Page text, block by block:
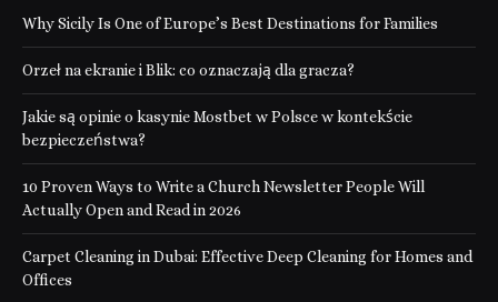
Why Sicily Is One of Europe’s Best Destinations for Families
Orzeł na ekranie i Blik: co oznaczają dla gracza?
Jakie są opinie o kasynie Mostbet w Polsce w kontekście
bezpieczeństwa?
10 Proven Ways to Write a Church Newsletter People Will
Actually Open and Read in 2026
Carpet Cleaning in Dubai: Effective Deep Cleaning for Homes and
Offices